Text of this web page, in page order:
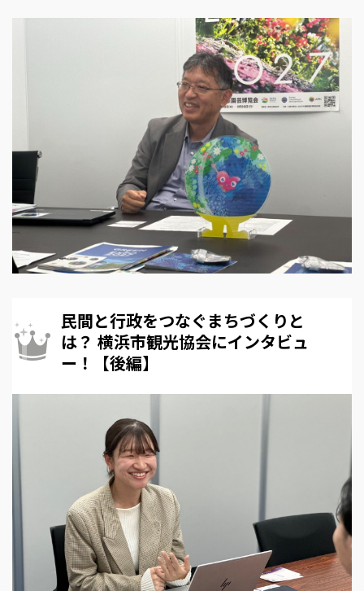
民間と行政をつなぐまちづくりと
は？ 横浜市観光協会にインタビュ
ー！【後編】